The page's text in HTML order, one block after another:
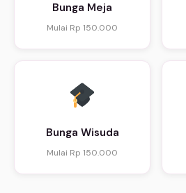
Bunga Meja
Mulai Rp 150.000
Bunga Wisuda
Mulai Rp 150.000